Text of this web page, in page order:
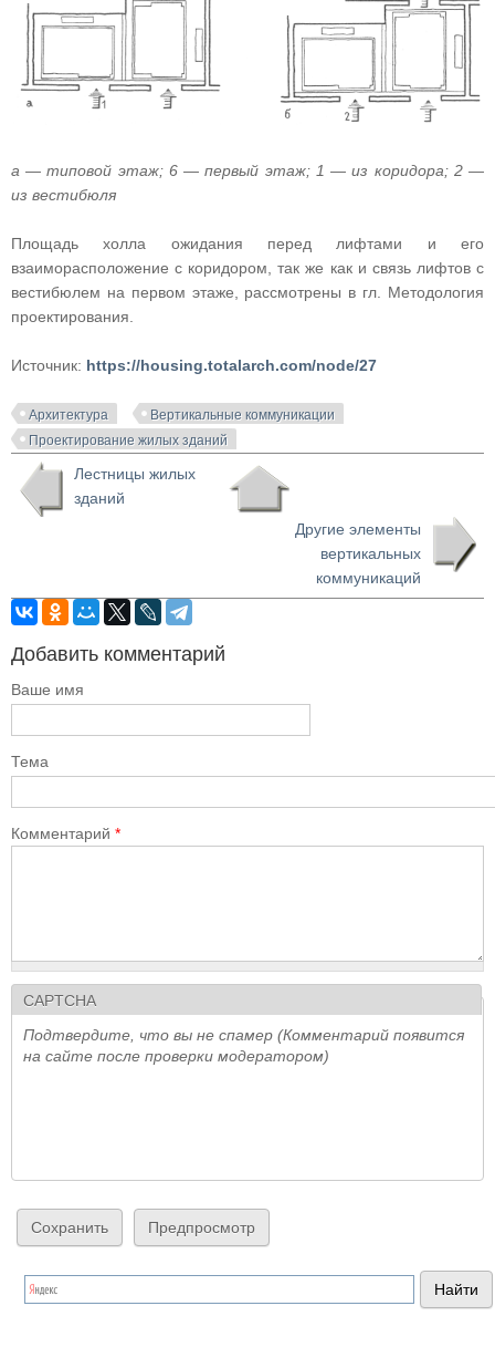
а — типовой этаж; 6 — первый этаж; 1 — из коридора; 2 —
из вестибюля
Площадь холла ожидания перед лифтами и его
взаиморасположение с коридором, так же как и связь лифтов с
вестибюлем на первом этаже, рассмотрены в гл. Методология
проектирования.
Источник: https://housing.totalarch.com/node/27
Архитектура
Вертикальные коммуникации
Проектирование жилых зданий
Лестницы жилых
зданий
Другие элементы
вертикальных
коммуникаций
Добавить комментарий
Ваше имя
Тема
Комментарий *
CAPTCHA
Подтвердите, что вы не спамер (Комментарий появится
на сайте после проверки модератором)